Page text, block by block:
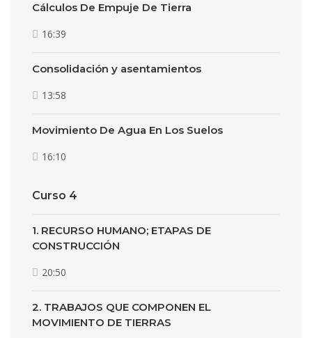
Cálculos De Empuje De Tierra
16:39
Consolidación y asentamientos
13:58
Movimiento De Agua En Los Suelos
16:10
Curso 4
1. RECURSO HUMANO; ETAPAS DE
CONSTRUCCIÓN
20:50
2. TRABAJOS QUE COMPONEN EL
MOVIMIENTO DE TIERRAS